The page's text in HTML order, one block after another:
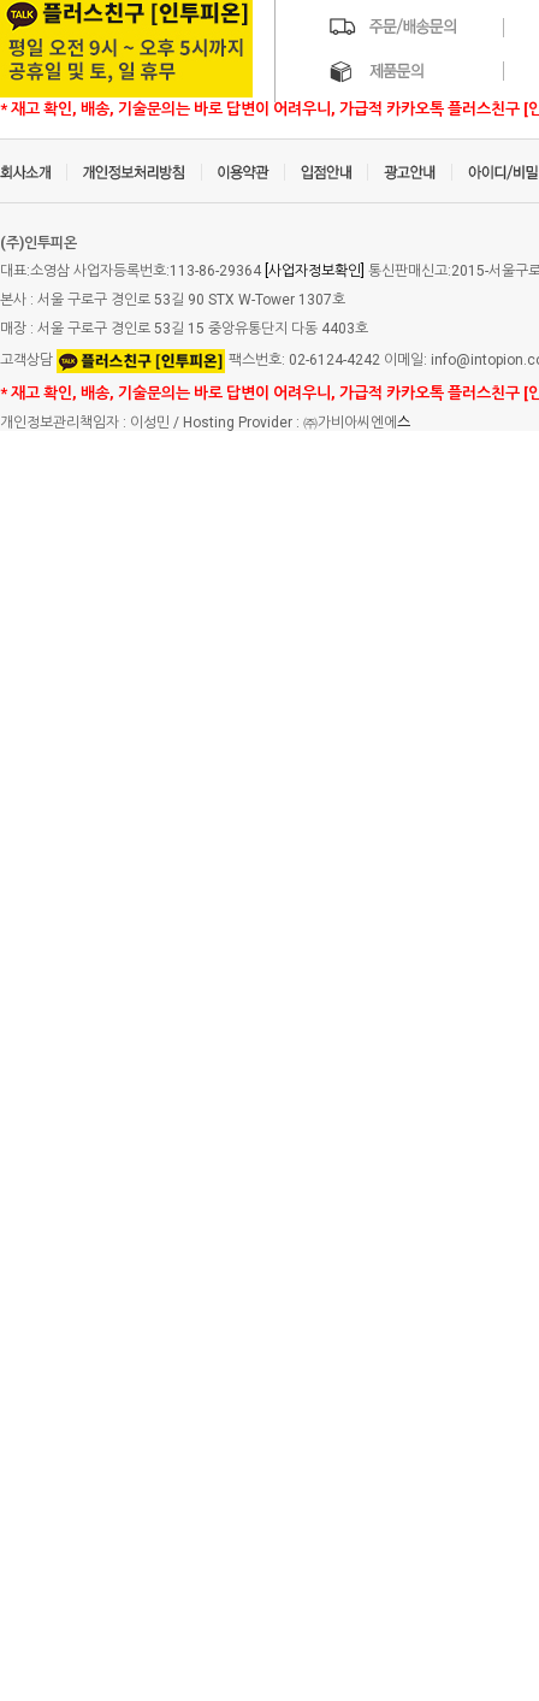
* 재고 확인, 배송, 기술문의는 바로 답변이 어려우니, 가급적 카카오톡 플러스친구 [
(주)인투피온
대표:소영삼 사업자등록번호:113-86-29364 [사업자정보확인] 통신판매신고:2015-서울구
본사 : 서울 구로구 경인로 53길 90 STX W-Tower 1307호
매장 : 서울 구로구 경인로 53길 15 중앙유통단지 다동 4403호
고객상담
팩스번호: 02-6124-4242 이메일:
* 재고 확인, 배송, 기술문의는 바로 답변이 어려우니, 가급적 카카오톡 플러스친구 [
개인정보관리책임자 : 이성민 / Hosting Provider : ㈜가비아씨엔에 스